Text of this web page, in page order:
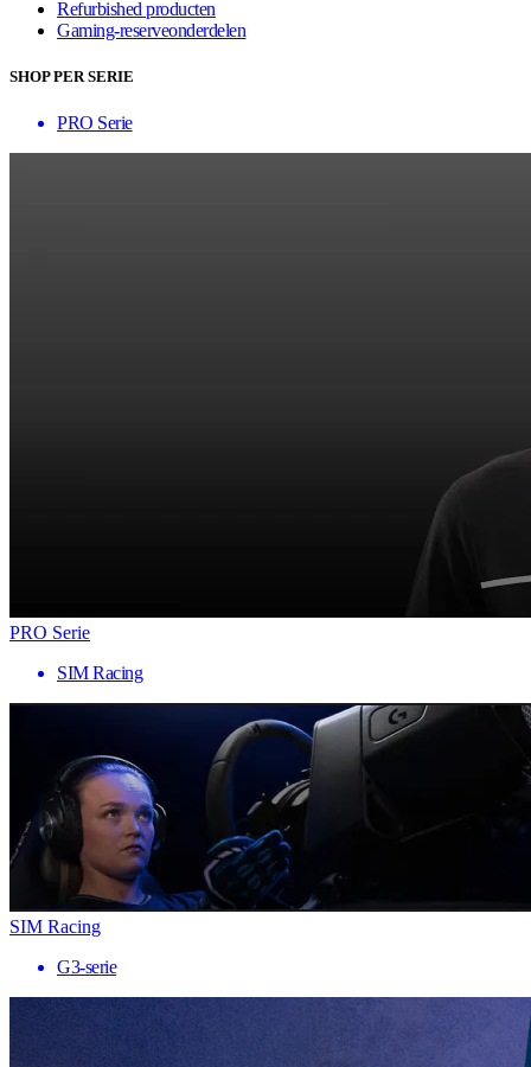
Refurbished producten
Gaming-reserveonderdelen
SHOP PER SERIE
PRO Serie
PRO Serie
SIM Racing
SIM Racing
G3-serie